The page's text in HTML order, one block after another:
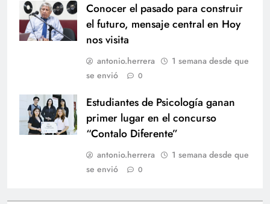
Conocer el pasado para construir
el futuro, mensaje central en Hoy
nos visita
antonio.herrera
1 semana desde que
se envió
0
Estudiantes de Psicología ganan
primer lugar en el concurso
“Contalo Diferente”
antonio.herrera
1 semana desde que
se envió
0